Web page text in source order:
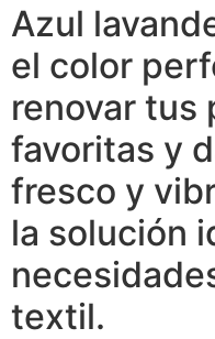
Azul
el color
renovar tus
favoritas y
fresco y
la solución
textil.